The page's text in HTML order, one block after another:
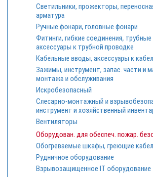
Светильники, прожекторы,
арматура
Ручные фонари, головные фонари
Фитинги, гибкие соединения,
аксессуары к трубной проводке
Кабельные вводы, аксессуары к
Зажимы, инструмент, запас. части и
монтажа и обслуживания
Искробезопасный
Cлесарно-монтажный и
инструмент и хозяйственный
Вентиляторы
Оборудован. для обеспеч. пожар.
Обогреваемые шкафы, греющие
Рудничное оборудование
Взрывозащищенное IT оборудование